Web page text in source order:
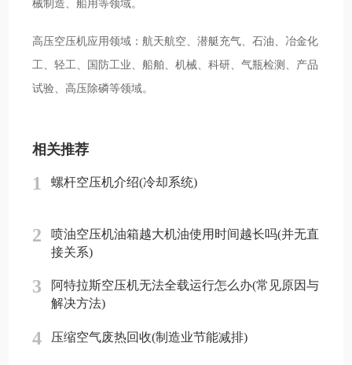
械制造、船用等领域。
高压空压机应用领域：航天航空、潜艇充气、石油、冶金化
工、轻工、国防工业、船舶、机械、科研、气瓶检测、产品
试验、高压除磷等领域。
相关推荐
1 螺杆空压机介绍(冷却系统)
2
喷油空压机油箱越大机油使用时间越长吗(并无直
接关系)
3
阿特拉斯空压机无法全载运行怎么办(常见原因与
解决方法)
4 压缩空气废热回收(制造业节能减排)